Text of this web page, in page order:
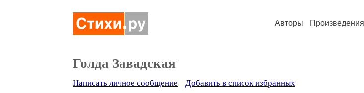
Авторы Произведения
Голда Завадская
Написать личное сообщение Добавить в список избранных